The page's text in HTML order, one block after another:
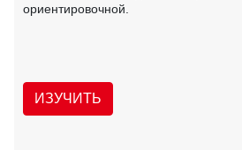
ориентировочной.
ИЗУЧИТЬ